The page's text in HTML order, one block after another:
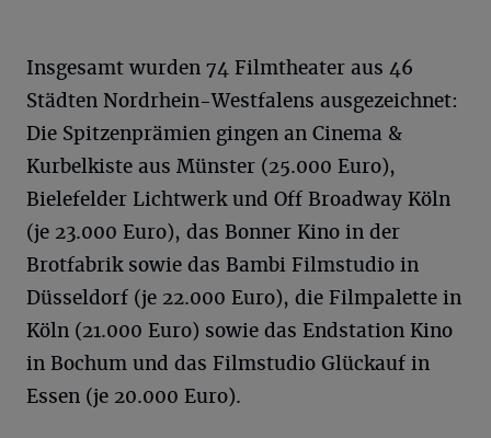
Insgesamt wurden 74 Filmtheater aus 46
Städten Nordrhein-Westfalens ausgezeichnet:
Die Spitzenprämien gingen an Cinema &
Kurbelkiste aus Münster (25.000 Euro),
Bielefelder Lichtwerk und Off Broadway Köln
(je 23.000 Euro), das Bonner Kino in der
Brotfabrik sowie das Bambi Filmstudio in
Düsseldorf (je 22.000 Euro), die Filmpalette in
Köln (21.000 Euro) sowie das Endstation Kino
in Bochum und das Filmstudio Glückauf in
Essen (je 20.000 Euro).